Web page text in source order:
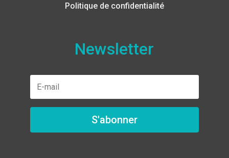
Politique de confidentialité
Newsletter
S'abonner